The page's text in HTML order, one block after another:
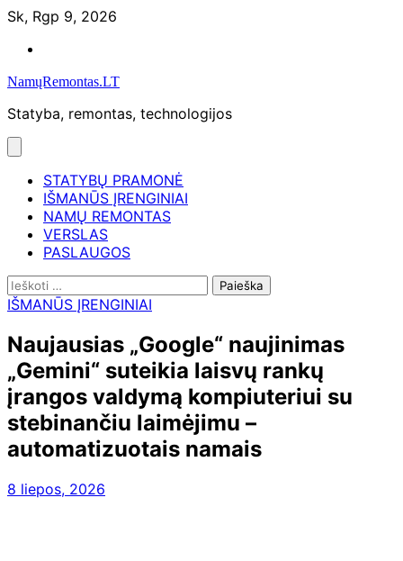
Skip
content
Sk, Rgp 9, 2026
NamųRemontas.LT
Statyba, remontas, technologijos
STATYBŲ PRAMONĖ
IŠMANŪS ĮRENGINIAI
NAMŲ REMONTAS
VERSLAS
PASLAUGOS
Ieškoti:
IŠMANŪS ĮRENGINIAI
Naujausias „Google“ naujinimas
„Gemini“ suteikia laisvų rankų
įrangos valdymą kompiuteriui su
stebinančiu laimėjimu –
automatizuotais namais
8 liepos, 2026